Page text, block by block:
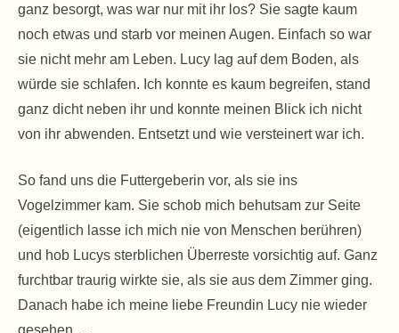
ganz besorgt, was war nur mit ihr los? Sie sagte kaum
noch etwas und starb vor meinen Augen. Einfach so war
sie nicht mehr am Leben. Lucy lag auf dem Boden, als
würde sie schlafen. Ich konnte es kaum begreifen, stand
ganz dicht neben ihr und konnte meinen Blick ich nicht
von ihr abwenden. Entsetzt und wie versteinert war ich.
So fand uns die Futtergeberin vor, als sie ins
Vogelzimmer kam. Sie schob mich behutsam zur Seite
(eigentlich lasse ich mich nie von Menschen berühren)
und hob Lucys sterblichen Überreste vorsichtig auf. Ganz
furchtbar traurig wirkte sie, als sie aus dem Zimmer ging.
Danach habe ich meine liebe Freundin Lucy nie wieder
gesehen …